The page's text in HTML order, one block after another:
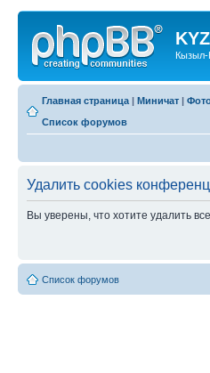
Кызыл-
Главная страница | Миничат |
Список форумов
Удалить cookies
Вы уверены, что хотите удалить
Список форумов